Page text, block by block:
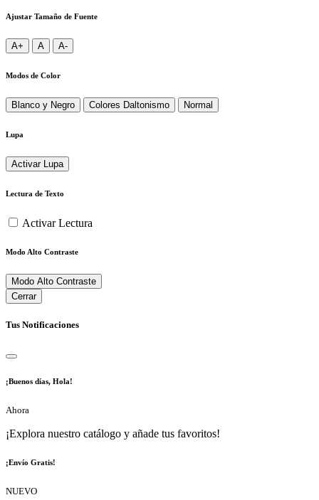
Ajustar Tamaño de Fuente
A+ A A-
Modos de Color
Blanco y Negro Colores Daltonismo Normal
Lupa
Activar Lupa
Lectura de Texto
Activar Lectura
Modo Alto Contraste
Modo Alto Contraste
Cerrar
Tus Notificaciones
¡Buenos días, Hola!
Ahora
¡Explora nuestro catálogo y añade tus favoritos!
¡Envío Gratis!
NUEVO